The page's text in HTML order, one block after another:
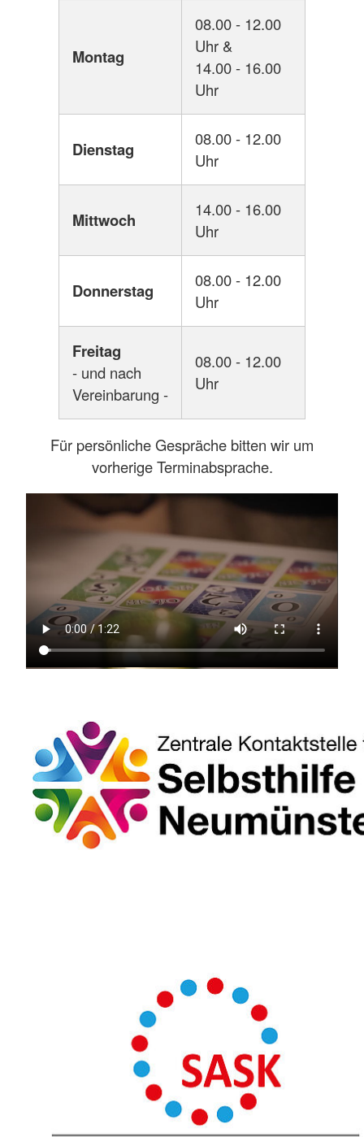
Montag
08.00 - 12.00
Uhr &
14.00 - 16.00
Uhr
Dienstag
08.00 - 12.00
Uhr
Mittwoch
14.00 - 16.00
Uhr
Donnerstag
08.00 - 12.00
Uhr
Freitag
- und nach
Vereinbarung -
08.00 - 12.00
Uhr
Für persönliche Gespräche bitten wir um
vorherige Terminabsprache.